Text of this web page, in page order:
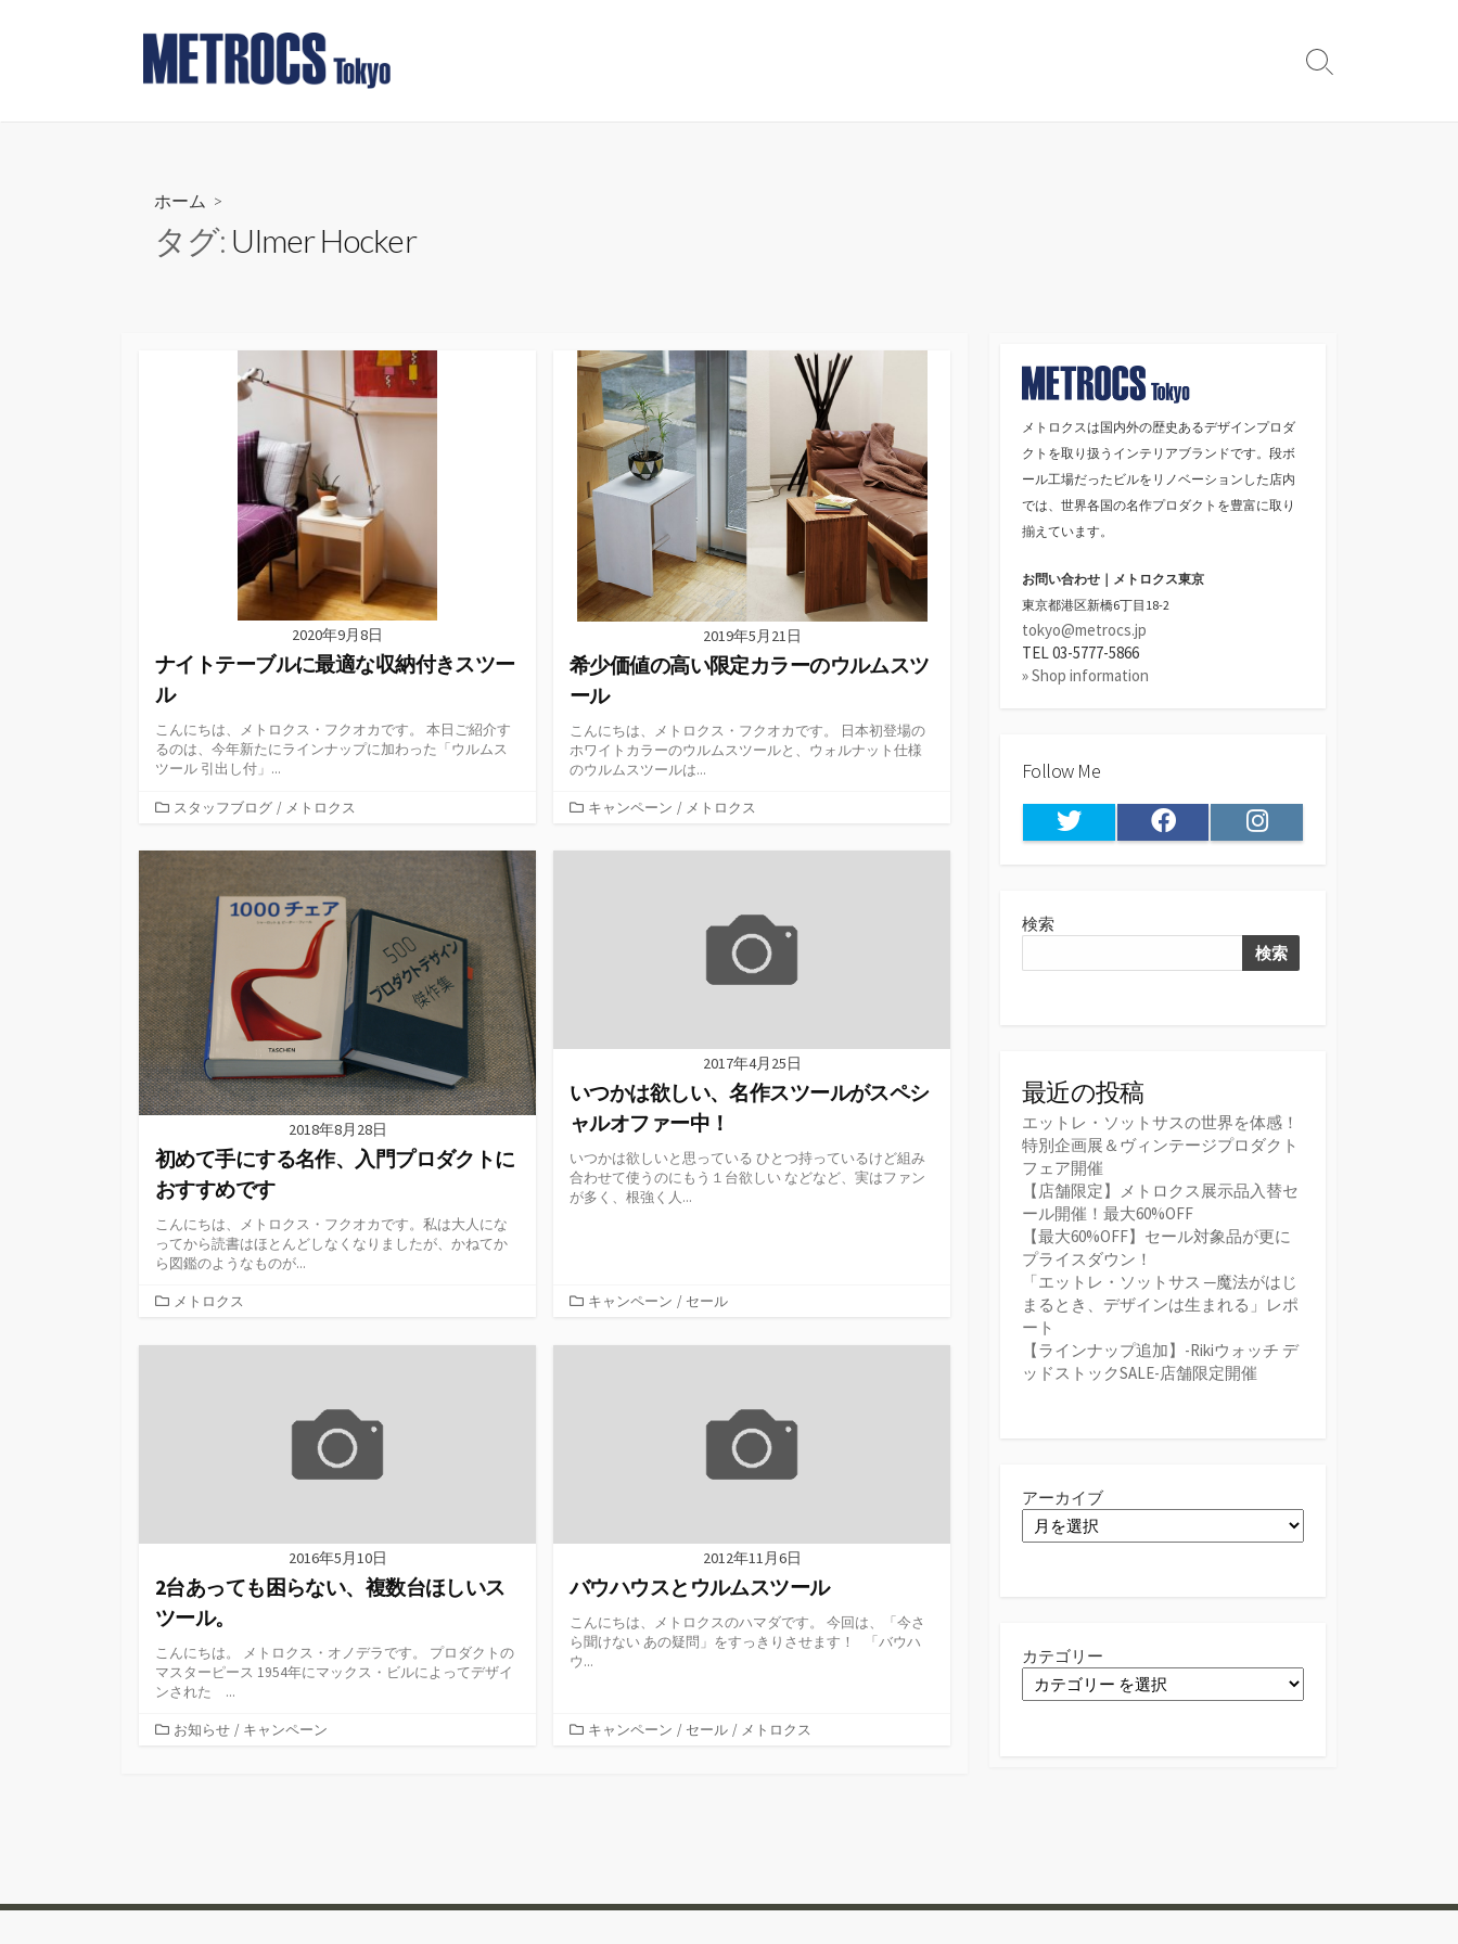
ツ
検
ホーム >
タグ: Ulmer Hocker
2020年9月8日
ナイトテーブルに最適な収納付きスツー
ル
こんにちは、メトロクス・フクオカです。 本日ご紹介す
るのは、今年新たにラインナップに加わった「ウルムス
ツール 引出し付」...
カ
ゴ
スタッフブログ / メトロクス
2019年5月21日
希少価値の高い限定カラーのウルムスツ
ール
こんにちは、メトロクス・フクオカです。 日本初登場の
ホワイトカラーのウルムスツールと、ウォルナット仕様
のウルムスツールは...
カ
ゴ
キャンペーン / メトロクス
2018年8月28日
初めて手にする名作、入門プロダクトに
おすすめです
こんにちは、メトロクス・フクオカです。私は大人にな
ってから読書はほとんどしなくなりましたが、かねてか
ら図鑑のようなものが...
カ
ゴ
メトロクス
2017年4月25日
いつかは欲しい、名作スツールがスペシ
ャルオファー中！
いつかは欲しいと思っている ひとつ持っているけど組み
合わせて使うのにもう１台欲しい などなど、実はファン
が多く、根強く人...
カ
ゴ
キャンペーン / セール
2016年5月10日
2台あっても困らない、複数台ほしいス
ツール。
こんにちは。 メトロクス・オノデラです。 プロダクトの
マスターピース 1954年にマックス・ビルによってデザイ
ンされた ...
カお知らせ / キャンペーン
2012年11月6日
バウハウスとウルムスツール
こんにちは、メトロクスのハマダです。 今回は、「今さ
ら聞けない あの疑問」をすっきりさせます！ 「バウハ
ウ...
カキャンペーン / セール / メトロクス
メトロクスは国内外の歴史あるデザインプロダ
クトを取り扱うインテリアブランドです。段ボ
ール工場だったビルをリノベーションした店内
では、世界各国の名作プロダクトを豊富に取り
揃えています。
お問い合わせ｜メトロクス東京
東京都港区新橋6丁目18-2
tokyo@metrocs.jp
TEL 03-5777-5866
» Shop information
Follow Me
Twitter Facebook Instagram
検索
検索
最近の投稿
エットレ・ソットサスの世界を体感！
特別企画展＆ヴィンテージプロダクト
フェア開催
【店舗限定】メトロクス展示品入替セ
ール開催！最大60%OFF
【最大60%OFF】セール対象品が更に
プライスダウン！
「エットレ・ソットサス ─魔法がはじ
まるとき、デザインは生まれる」レポ
ート
【ラインナップ追加】-Rikiウォッチ デ
ッドストックSALE-店舗限定開催
アーカイブ
カテゴリー